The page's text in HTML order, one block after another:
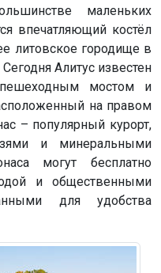
маленьких
впечатляющий костёл
литовское городище в
Алитус известен
мостом и
на правом
– популярный курорт,
и минеральными
могут бесплатно
и общественными
для удобства